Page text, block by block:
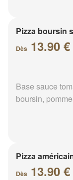
Pizza boursin
Dès 13.90 €
Base sauce
boursin,
Pizza
Dès 13.90 €